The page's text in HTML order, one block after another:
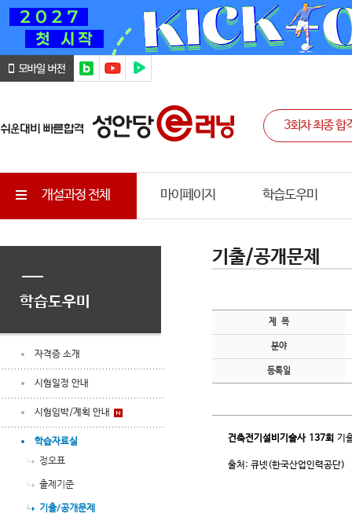
개설과정 전체 마이페이지 학습도우미
학습도우미
자격증 소개
시험일정 안내
시험임박/계획 안내
학습자료실
정오표
출제기준
기출/공개문제
기출/공개문제
제 목
분야
등록일
건축전기설비기술사 137회 기
출처: 큐넷(한국산업인력공단)